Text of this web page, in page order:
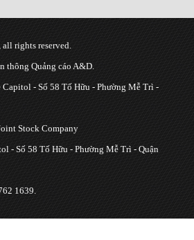
rights reserved.
thông Quảng cáo A&D.
- Số 58 Tố Hữu - Phường Mễ Trì -
Stock Company
- Số 58 Tố Hữu - Phường Mễ Trì - Quận
1639.